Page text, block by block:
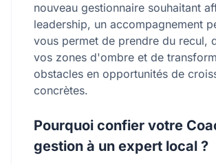
nouveau gestionnaire souhaitant
leadership, un accompagnement
vous permet de prendre du recul,
vos zones d'ombre et de
obstacles en opportunités de
concrètes.
Pourquoi confier votre
gestion à un expert local ?